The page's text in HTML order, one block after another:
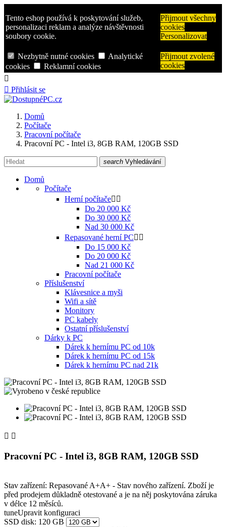
Tento eshop používá k poskytování služeb,
personalizaci reklam a analýze návštěvnosti
soubory cookie.
Přijmout všechny
cookies
Personalizovat
Nezbytně nutné cookies
Analytické
cookies
Reklamní cookies
Přijmout zvolené
cookies

 Přihlásit se
Domů
Počítače
Pracovní počítače
Pracovní PC - Intel i3, 8GB RAM, 120GB SSD
search Vyhledávání
Domů
Počítače
Herní počítače 
Do 20 000 Kč
Do 30 000 Kč
Nad 30 000 Kč
Repasované herní PC 
Do 15 000 Kč
Do 20 000 Kč
Nad 21 000 Kč
Pracovní počítače
Příslušenství
Klávesnice a myši
Wifi a sítě
Monitory
PC kabely
Ostatní příslušenství
Dárky k PC
Dárek k hernímu PC od 10k
Dárek k hernímu PC od 15k
Dárek k hernímu PC nad 21k
 
Pracovní PC - Intel i3, 8GB RAM, 120GB SSD
Stav zařízení: Repasované A+A+ - Stav nového zařízení. Zboží je
před prodejem důkladně otestované a je na něj poskytována záruka
v délce 12 měsíců.
tuneUpravit konfiguraci
SSD disk: 120 GB